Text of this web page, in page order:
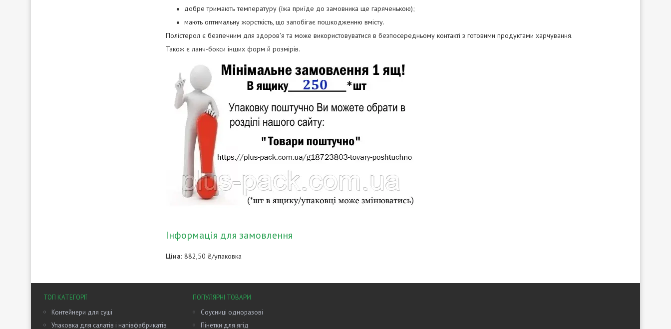
добре тримають температуру (їжа приїде до замовника ще гаряченькою);
мають оптимальну жорсткість, що запобігає пошкодженню вмісту.
Полістерол є безпечним для здоров'я та може використовуватися в безпосередньому контакті з готовими продуктами харчування.
Також є ланч-бокси інших форм й розмірів.
Інформація для замовлення
Ціна: 882,50 ₴/упаковка
ТОП КАТЕГОРІЇ
Контейнери для суші
Упаковка для салатів і напівфабрикатів
ПОПУЛЯРНІ ТОВАРИ
Соусниці одноразові
Пінетки для ягід